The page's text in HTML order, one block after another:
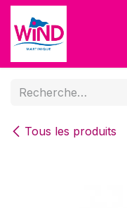
Se rendre au contenu
Tous les produits